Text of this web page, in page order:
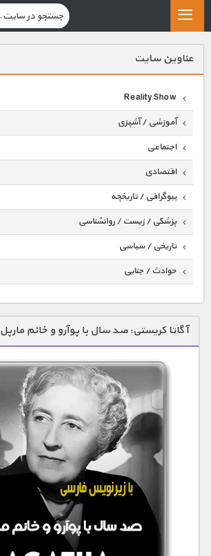
عناوين سايت
Reality Show
آموزشی / آشپزی
اجتماعی
اقتصادی
بیوگرافی / تاریخچه
پزشکی / زیست / روانشناسی
تاریخی / سیاسی
حوادث / جنایی
دنیای خوراکی ها
زمین شناسی / محیط زیست
سازه/ معماری/ مهندسی
سرگرمی
شناخت کودکان
علم و فناوری
فرهنگ / هنر
کیهان / نجوم
آگاتا کریستی: صد سال با پوآرو و خانم مارپل